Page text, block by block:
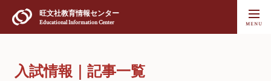
旺文社教育情報センター
Educational Information Center
入試情報｜記事一覧